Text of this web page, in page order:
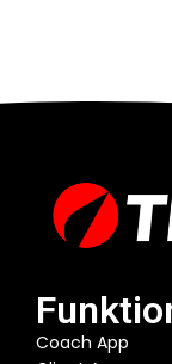
Coach App